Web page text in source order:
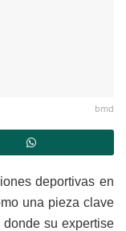
bmd
deportivas en
una pieza clave
su expertise